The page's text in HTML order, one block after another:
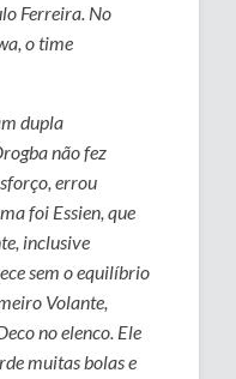
Ferreira. No
o time
dupla
não fez
errou
foi Essien, que
inclusive
sem o equilíbrio
Volante,
no elenco. Ele
muitas bolas e